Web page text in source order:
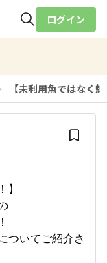
検索
ログイン
【未利用魚ではなく
ついてご紹介さ